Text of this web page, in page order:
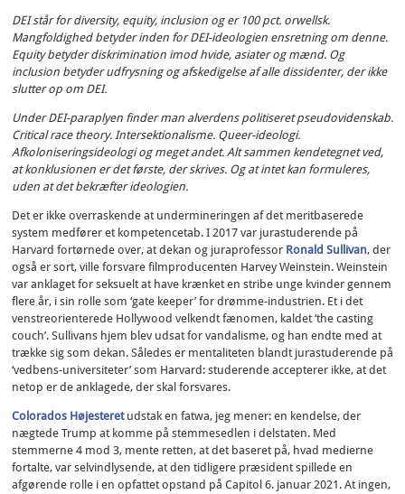
DEI står for diversity, equity, inclusion og er 100 pct. orwellsk.
Mangfoldighed betyder inden for DEI-ideologien ensretning om denne.
Equity betyder diskrimination imod hvide, asiater og mænd. Og
inclusion betyder udfrysning og afskedigelse af alle dissidenter, der ikke
slutter op om DEI.
Under DEI-paraplyen finder man alverdens politiseret pseudovidenskab.
Critical race theory. Intersektionalisme. Queer-ideologi.
Afkoloniseringsideologi og meget andet. Alt sammen kendetegnet ved,
at konklusionen er det første, der skrives. Og at intet kan formuleres,
uden at det bekræfter ideologien.
Det er ikke overraskende at undermineringen af det meritbaserede
system medfører et kompetencetab. I 2017 var jurastuderende på
Harvard fortørnede over, at dekan og juraprofessor Ronald Sullivan, der
også er sort, ville forsvare filmproducenten Harvey Weinstein. Weinstein
var anklaget for seksuelt at have krænket en stribe unge kvinder gennem
flere år, i sin rolle som ‘gate keeper’ for drømme-industrien. Et i det
venstreorienterede Hollywood velkendt fænomen, kaldet ‘the casting
couch’. Sullivans hjem blev udsat for vandalisme, og han endte med at
trække sig som dekan. Således er mentaliteten blandt jurastuderende på
‘vedbens-universiteter’ som Harvard: studerende accepterer ikke, at det
netop er de anklagede, der skal forsvares.
Colorados Højesteretudstak en fatwa, jeg mener: en kendelse, der
nægtede Trump at komme på stemmesedlen i delstaten. Med
stemmerne 4 mod 3, mente retten, at det baseret på, hvad medierne
fortalte, var selvindlysende, at den tidligere præsident spillede en
afgørende rolle i en opfattet opstand på Capitol 6. januar 2021. At ingen,